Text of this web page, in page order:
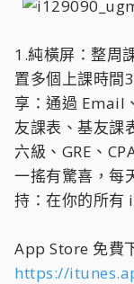
1.純橫屏：整周
置多個上課時間
享：通過 Email
友課表、基友課
六級、GRE、
一搖有驚喜，每
持：在你的所有
App Store 免費
https://